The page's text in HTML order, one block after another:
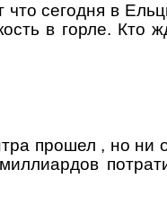
сегодня в
в горле. Кто
прошел , но ни